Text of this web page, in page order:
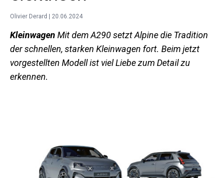
Olivier Derard | 20.06.2024
Kleinwagen Mit dem A290 setzt Alpine die Tradition
der schnellen, starken ­Kleinwagen fort. Beim jetzt
vorgestellten Modell ist viel Liebe zum Detail zu
erkennen.